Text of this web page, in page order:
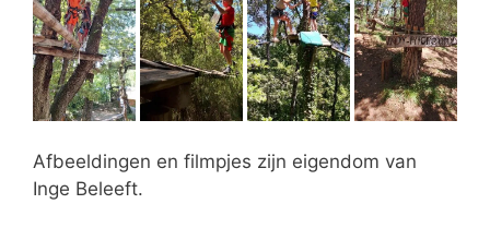
Afbeeldingen en filmpjes zijn eigendom van
Inge Beleeft.